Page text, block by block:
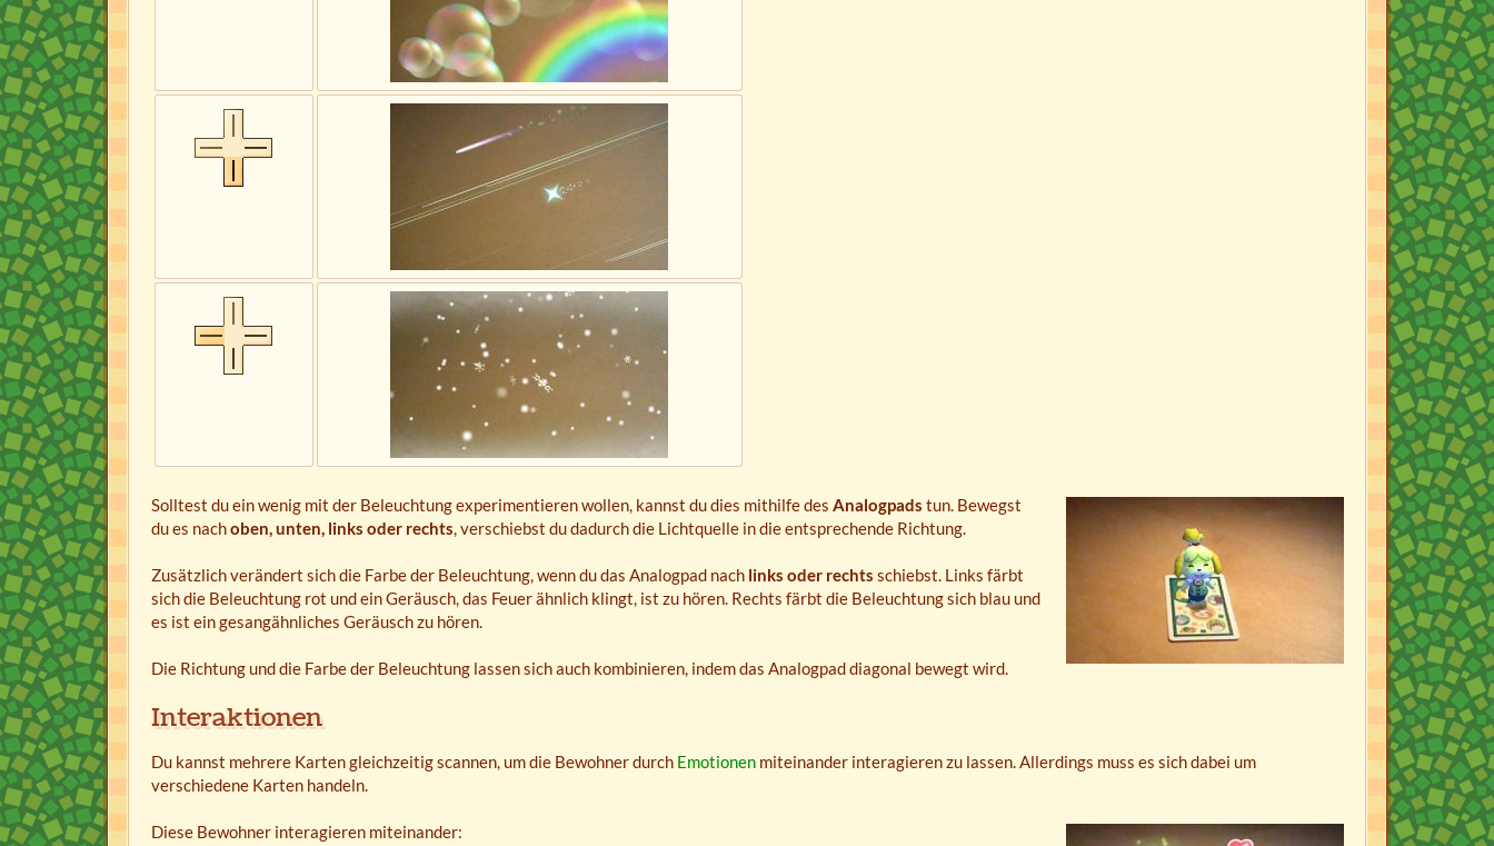
Solltest du ein wenig mit der Beleuchtung experimentieren wollen, kannst du dies mithilfe des Analogpads tun. Bewegst
du es nachoben, unten, links oder rechts, verschiebst du dadurch die Lichtquelle in die entsprechende Richtung.
Zusätzlich verändert sich die Farbe der Beleuchtung, wenn du das Analogpad nach links oder rechts schiebst. Links färbt
sich die Beleuchtung rot und ein Geräusch, das Feuer ähnlich klingt, ist zu hören. Rechts färbt die Beleuchtung sich blau und
es ist ein gesangähnliches Geräusch zu hören.
Die Richtung und die Farbe der Beleuchtung lassen sich auch kombinieren, indem das Analogpad diagonal bewegt wird.
Interaktionen
Du kannst mehrere Karten gleichzeitig scannen, um die Bewohner durch Emotionenmiteinander interagieren zu lassen. Allerdings muss es sich dabei um
verschiedene Karten handeln.
Diese Bewohner interagieren miteinander: